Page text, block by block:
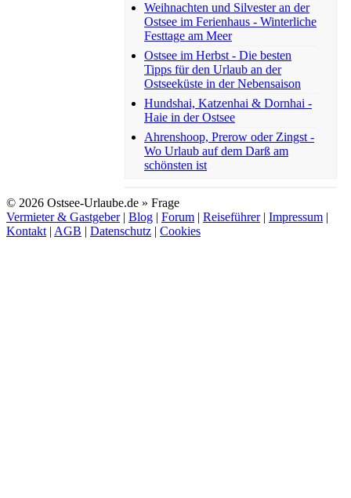
Weihnachten und Silvester an der
Ostsee im Ferienhaus - Winterliche
Festtage am Meer
Ostsee im Herbst - Die besten
Tipps für den Urlaub an der
Ostseeküste in der Nebensaison
Hundshai, Katzenhai & Dornhai -
Haie in der Ostsee
Ahrenshoop, Prerow oder Zingst -
Wo Urlaub auf dem Darß am
schönsten ist
© 2026 Ostsee-Urlaube.de » Frage
Vermieter & Gastgeber| Blog | Forum | Reiseführer| Impressum |
Kontakt | AGB | Datenschutz | Cookies